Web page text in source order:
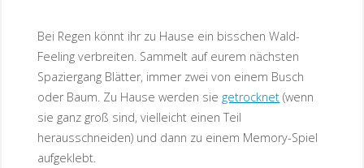
Bei Regen könnt ihr zu Hause ein bisschen Wald-
Feeling verbreiten. Sammelt auf eurem nächsten
Spaziergang Blätter, immer zwei von einem Busch
oder Baum. Zu Hause werden sie getrocknet (wenn
sie ganz groß sind, vielleicht einen Teil
herausschneiden) und dann zu einem Memory-Spiel
aufgeklebt.